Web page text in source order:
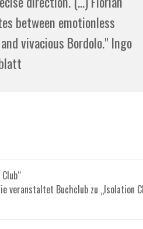
between emotionless
vivacious Bordolo." Ingo
veranstaltet Buchclub zu „Isolation